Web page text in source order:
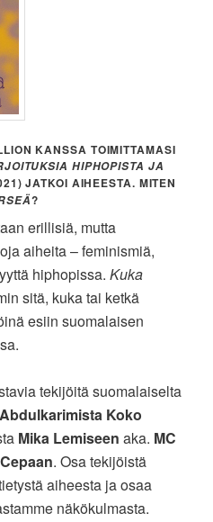
KANSSA TOIMITTAMASI
HIPHOPISTA JA
JATKOI AIHEESTA. MITEN
?
erillisiä, mutta
aiheita – feminismiä,
hiphopissa.Kuka
sitä, kuka tai ketkä
esiin suomalaisen
tekijöitä suomalaiselta
Koko
Mika Lemiseen aka. MC
. Osa tekijöistä
aiheesta ja osaa
näkökulmasta.